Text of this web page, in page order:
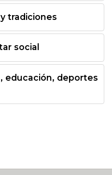
tradiciones
social
educación, deportes